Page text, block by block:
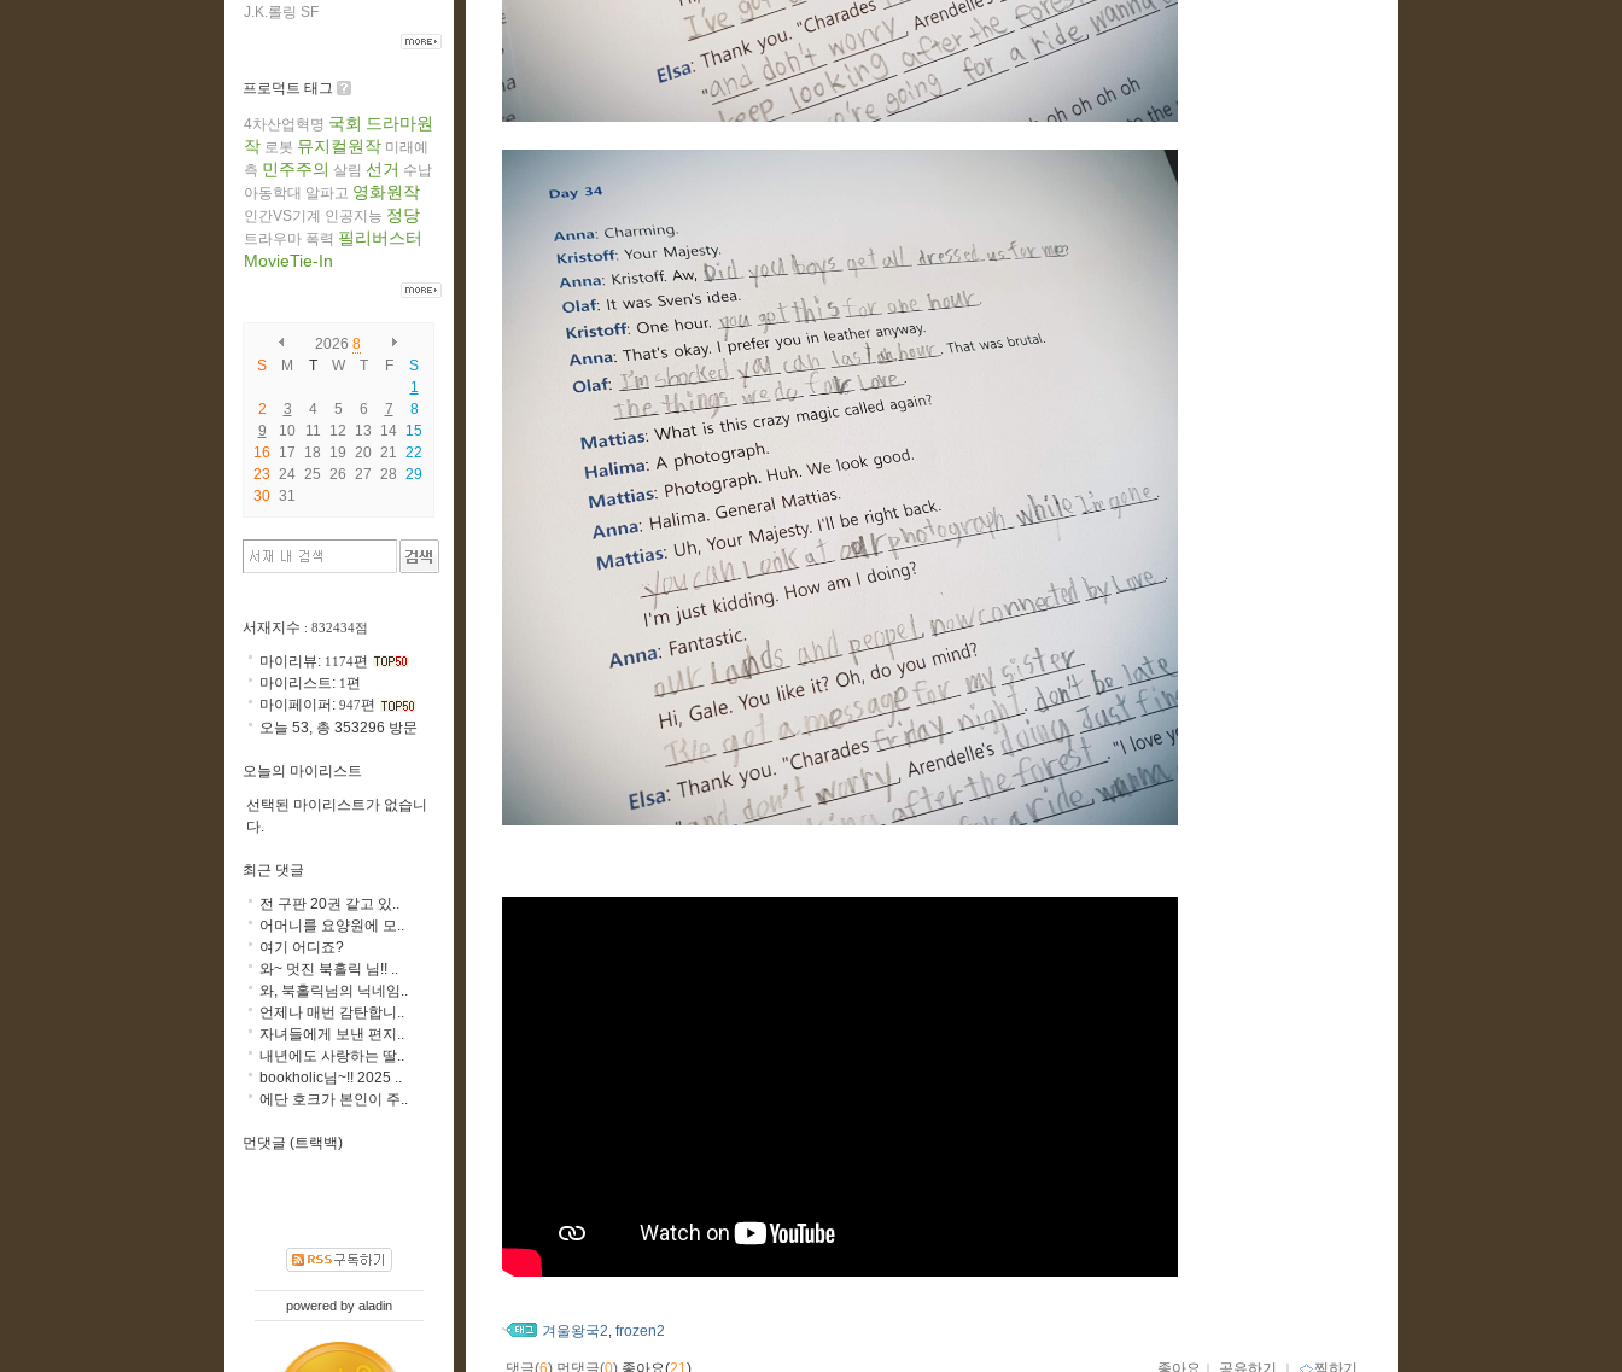
겨울왕국2, frozen2
J.K.롤링 SF
프로덕트 태그
4차산업혁명 국회 드라마원
작 로봇 뮤지컬원작 미래예
측 민주주의 살림 선거 수납
아동학대 알파고 영화원작
인간VS기계 인공지능 정당
트라우마 폭력 필리버스터
MovieTie-In
2026 8
S
M T W T F
S
1
2
3 4 5 6 7
8
9
10 11 12 13 14 15
16
17 18 19 20 21
22
23 24 25 26 27 28 29
30 31
서재지수 : 832434점
마이리뷰: 1174편
마이리스트: 1 편
마이페이퍼: 947편
오늘 53, 총 353296 방문
오늘의 마이리스트
선택된 마이리스트가 없습니
다.
최근 댓글
전 구판 20권 같고 있..
어머니를 요양원에 모..
여기 어디죠?
와~ 멋진 북홀릭 님!! ..
와, 북홀릭님의 닉네임..
언제나 매번 감탄합니..
자녀들에게 보낸 편지..
내년에도 사랑하는 딸..
bookholic님~!! 2025 ..
에단 호크가 본인이 주..
먼댓글 (트랙백)
powered by aladin